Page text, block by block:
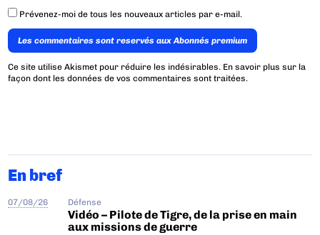
Prévenez-moi de tous les nouveaux articles par e-mail.
Les commentaires sont reservés aux Abonnés premium
Ce site utilise Akismet pour réduire les indésirables. En savoir plus sur la
façon dont les données de vos commentaires sont traitées.
En bref
07/08/26 Défense
Vidéo – Pilote de Tigre, de la prise en main
aux missions de guerre